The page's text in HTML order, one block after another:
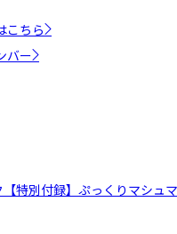
こちら
バー
特別付録】ぷっくりマシュマ